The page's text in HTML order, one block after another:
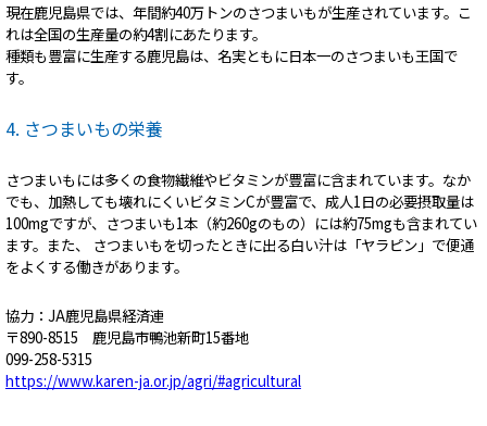
現在鹿児島県では、年間約40万トンのさつまいもが生産されています。こ
れは全国の生産量の約4割にあたります。
種類も豊富に生産する鹿児島は、名実ともに日本一のさつまいも王国で
す。
4. さつまいもの栄養
さつまいもには多くの食物繊維やビタミンが豊富に含まれています。なか
でも、加熱しても壊れにくいビタミンCが豊富で、成人1日の必要摂取量は
100mgですが、さつまいも1本（約260gのもの）には約75mgも含まれてい
ます。また、 さつまいもを切ったときに出る白い汁は「ヤラピン」で便通
をよくする働きがあります。
協力：JA鹿児島県経済連
〒890-8515 鹿児島市鴨池新町15番地
099-258-5315
https://www.karen-ja.or.jp/agri/#agricultural